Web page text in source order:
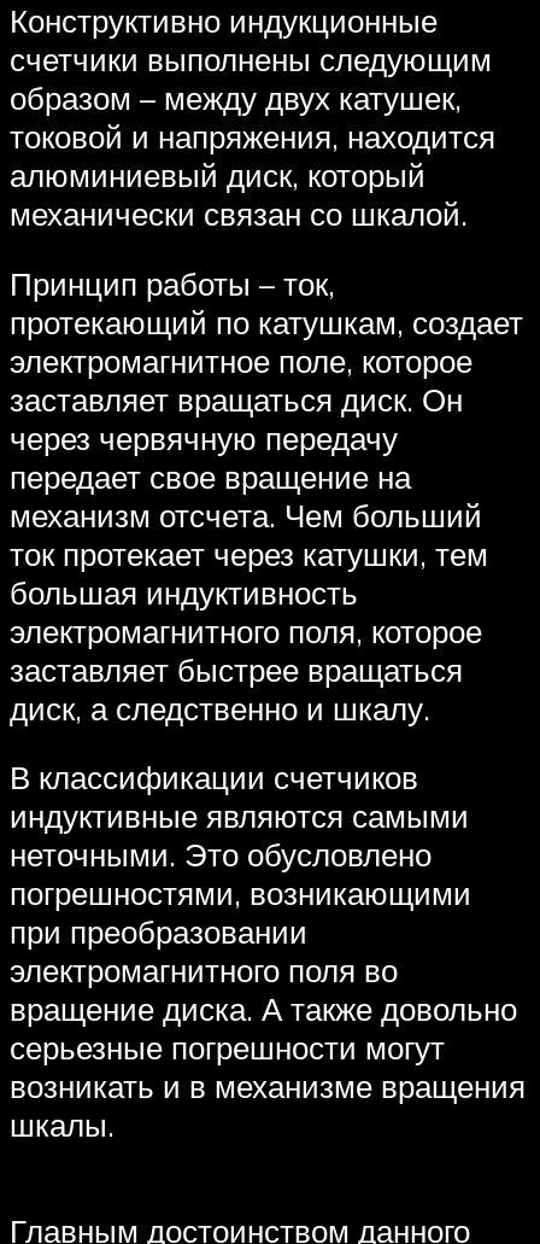
Конструктивно индукционные
счетчики выполнены следующим
образом – между двух катушек,
токовой и напряжения, находится
алюминиевый диск, который
механически связан со шкалой.
Принцип работы – ток,
протекающий по катушкам, создает
электромагнитное поле, которое
заставляет вращаться диск. Он
через червячную передачу
передает свое вращение на
механизм отсчета. Чем больший
ток протекает через катушки, тем
большая индуктивность
электромагнитного поля, которое
заставляет быстрее вращаться
диск, а следственно и шкалу.
В классификации счетчиков
индуктивные являются самыми
неточными. Это обусловлено
погрешностями, возникающими
при преобразовании
электромагнитного поля во
вращение диска. А также довольно
серьезные погрешности могут
возникать и в механизме вращения
шкалы.
Главным достоинством данного